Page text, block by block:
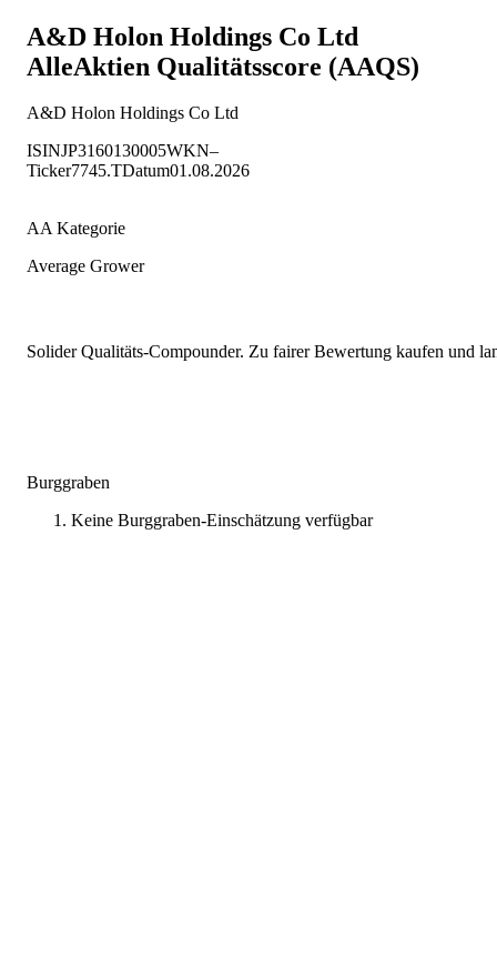
A&D Holon Holdings Co Ltd
AlleAktien Qualitätsscore (AAQS)
A&D Holon Holdings Co Ltd
ISINJP3160130005WKN–
Ticker7745.TDatum01.08.2026
AA Kategorie
Average Grower
Solider Qualitäts-Compounder. Zu fairer Bewertung kaufen und
Burggraben
Keine Burggraben-Einschätzung verfügbar